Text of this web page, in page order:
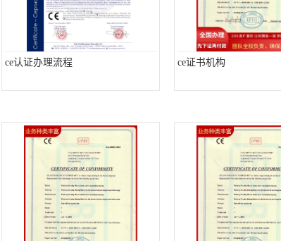
ce认证办理流程 ce证书机构